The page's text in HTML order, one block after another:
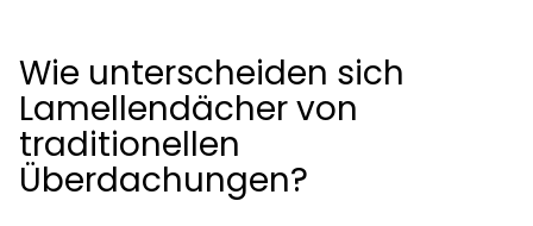
Wie unterscheiden sich
Lamellendächer von
traditionellen
Überdachungen?